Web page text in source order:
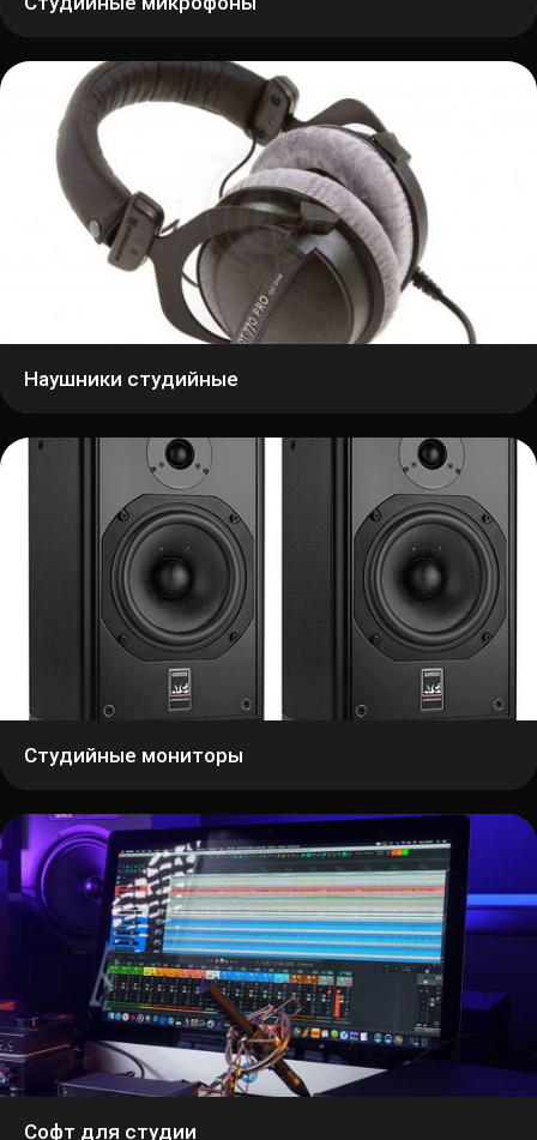
Наушники студийные
Студийные мониторы
Софт для студии